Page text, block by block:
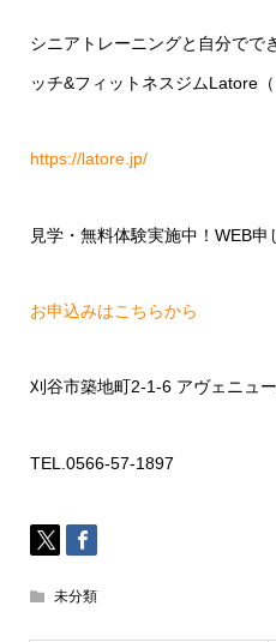
シニアトレーニングと自分でで
ッチ&フィットネスジムLatore（
https://latore.jp/
見学・無料体験実施中！ WEB申
お申込みはこちらから
刈谷市築地町2-1-6 アヴェニュ
TEL.0566-57-1897
未分類